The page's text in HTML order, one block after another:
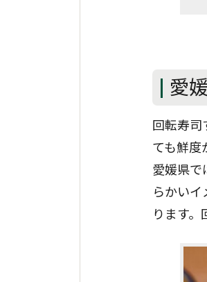
愛
回転寿司
ても鮮度
愛媛県で
らかい
ります。